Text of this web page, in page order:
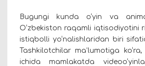
Bugungi kunda o‘yin va
O‘zbekiston raqamli iqtisodiyotini
istiqbolli yo‘nalishlaridan biri
Tashkilotchilar ma’lumotiga
ichida mamlakatda